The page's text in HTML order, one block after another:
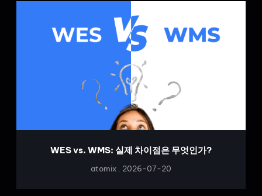
WES vs. WMS: 실제 차이점은 무엇인가?
atomix 2026-07-20